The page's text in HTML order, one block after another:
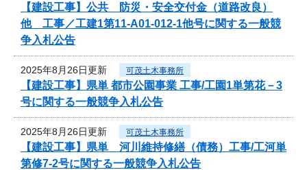
【建設工事】公共 防災・安全交付金（道路改良）
他 工事／工建1第11-A01-012-1他号に関する一般競
争入札公告
2025年8月26日更新 可茂土木事務所
【建設工事】県単 都市公園事業 工事/工園1単第花－3
号に関する一般競争入札公告
2025年8月26日更新 可茂土木事務所
【建設工事】県単 河川維持修繕（債務）工事/工河単
第修7-2号に関する一般競争入札公告